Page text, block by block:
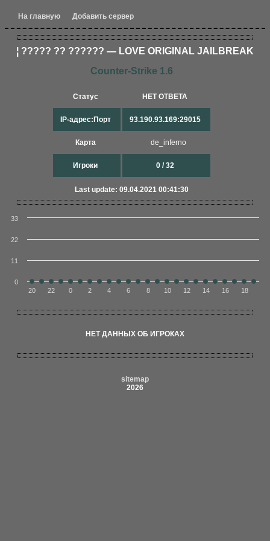
На главную Добавить сервер
¦ ????? ?? ?????? — LOVE ORIGINAL JAILBREAK
Counter-Strike 1.6
Статус
IP-адрес:Порт
Карта
Игроки
НЕТ ОТВЕТА
93.190.93.169:29015
de_inferno
0 / 32
Last update: 09.04.2021 00:41:30
20 22 0 2 4 6 8 10 12 14 16 18
0
11
22
33
НЕТ ДАННЫХ ОБ ИГРОКАХ
sitemap
2026